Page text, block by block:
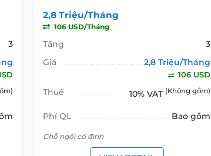
3
2,8 Triệu/Tháng
106 USD/Tháng
Tầng
3
Giá
2,8 Triệu/Tháng
106 USD
Thuế 10% VAT (Không gồm)
Phí QL Bao gồm
Chỗ ngồi cố định